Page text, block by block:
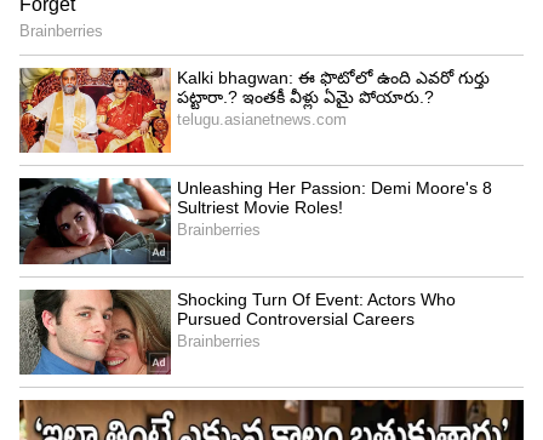
మారుతి ఆల్టో కె10
తర్వాతి స్థానంలో మారుతి ఆల్టో కె10 ఉంది. దీని ప్రారంభ
ధర రూ.3.69 లక్షలు. 998 సీసీ పెట్రోల్ ఇంజిన్‌తో వచ్చే ఈ
కారు, ఆటోమేటిక్ గేర్‌బాక్స్ మోడల్‌లో లీటర్‌కు 24.90
కిలోమీటర్ల మైలేజ్ ఇస్తుంది. 6 ఎయిర్‌బ్యాగ్‌లు, ఏబీఎస్‌తో
కూడిన ఈబీడీ, 7-అంగుళాల టచ్‌స్క్రీన్, సీఎన్‌జీ ఆప్షన్
వంటివి దీని ప్రధాన బలాలు. ఇక రెనాల్ట్ క్విడ్ ప్రారంభ ధర
రూ.4.29 లక్షలు. డేటైమ్ ఎల్ఈడీ లైట్లు, రూఫ్ రెయిల్స్, 8-
అంగుళాల టచ్‌స్క్రీన్, రియర్ కెమెరా, ఎలక్ట్రానిక్ స్టెబిలిటీ
కంట్రోల్, టైర్ ప్రెజర్ మానిటరింగ్ సిస్టమ్ వంటి ఫీచర్లతో ఇది
ఆకర్షణీయంగా కనిపిస్తుంది.